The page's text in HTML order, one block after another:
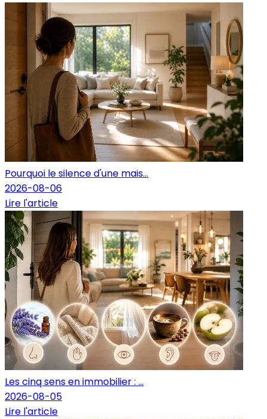
Pourquoi le silence d'une mais...
2026-08-06
Lire l'article
Les cinq sens en immobilier : ...
2026-08-05
Lire l'article